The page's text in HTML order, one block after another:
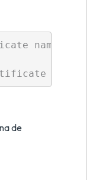
name
de